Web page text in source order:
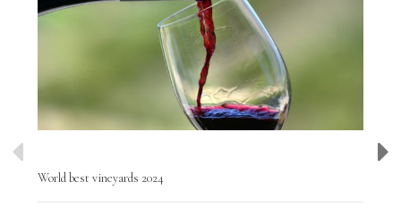
World best vineyards 2024